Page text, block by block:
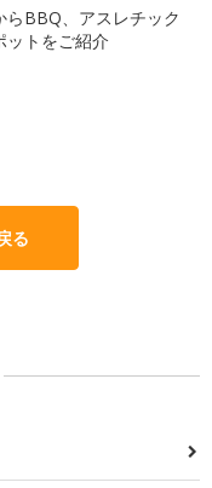
BBQ、アスレチック
ットをご紹介
る